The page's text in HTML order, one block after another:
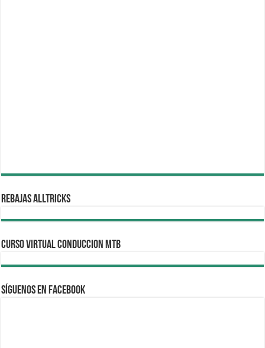
REBAJAS ALLTRICKS
CURSO VIRTUAL CONDUCCION MTB
Síguenos en Facebook